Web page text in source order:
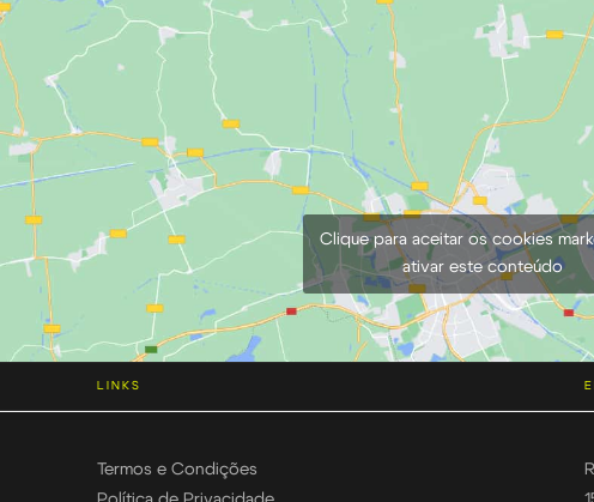
Clique para aceitar os cookies
ativar este conteúdo
LINKS
Termos e Condições